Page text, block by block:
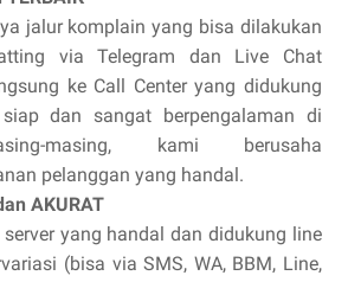
jalur komplain yang bisa dilakukan
via Telegram dan Live Chat
ke Call Center yang didukung
dan sangat berpengalaman di
masing, kami berusaha
pelanggan yang handal.
AKURAT
yang handal dan didukung line
(bisa via SMS, WA, BBM, Line,